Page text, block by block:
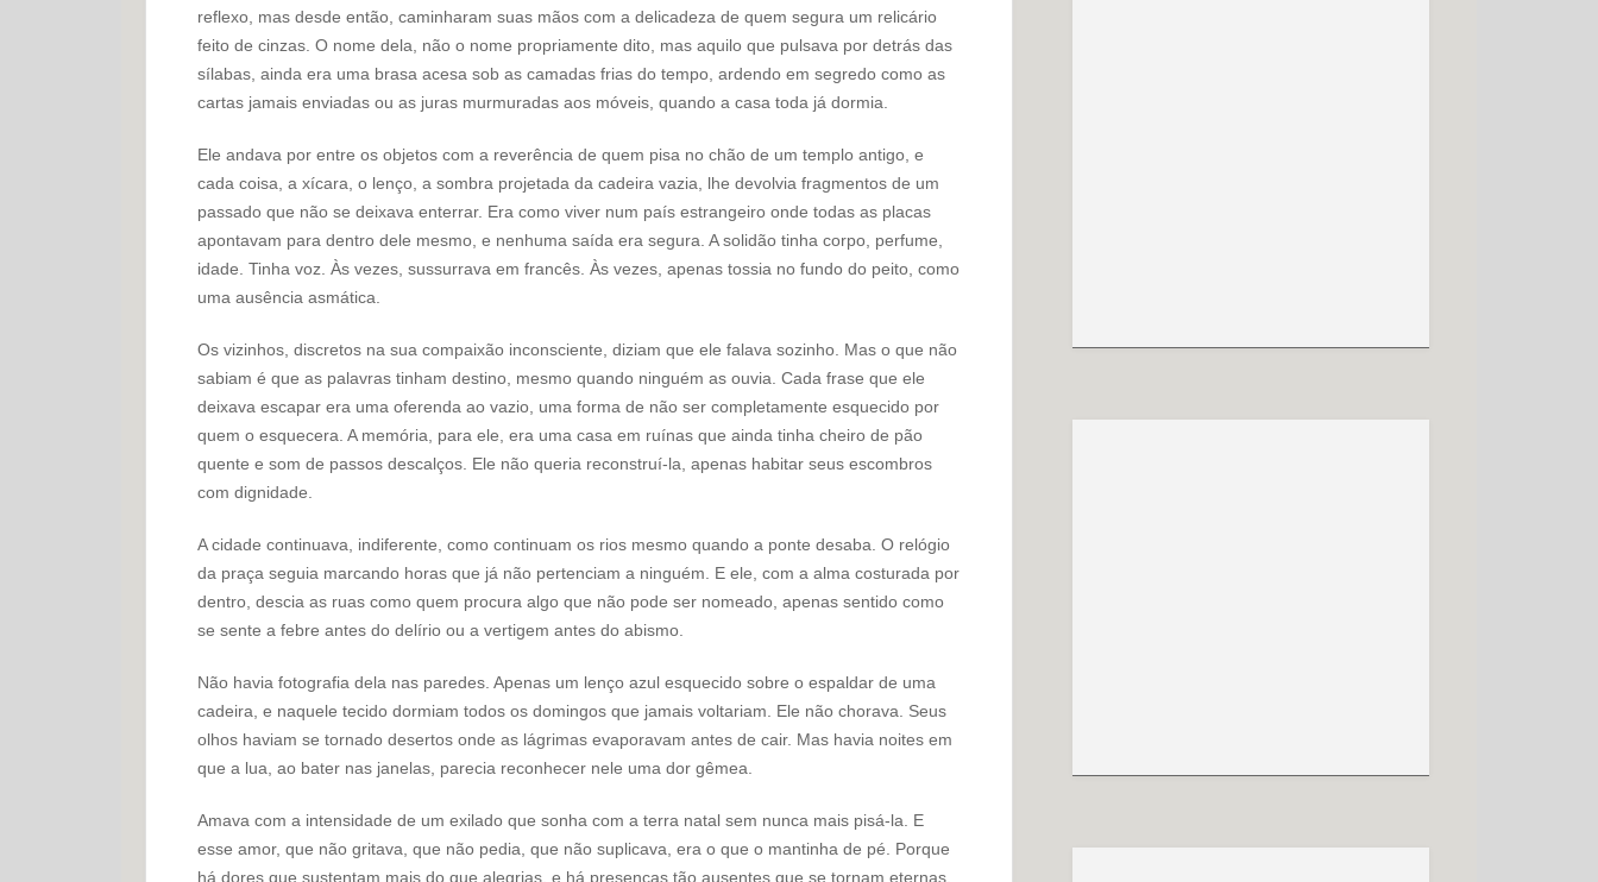
reflexo, mas desde então, caminharam suas mãos com a delicadeza de quem segura um relicário
feito de cinzas. O nome dela, não o nome propriamente dito, mas aquilo que pulsava por detrás das
sílabas, ainda era uma brasa acesa sob as camadas frias do tempo, ardendo em segredo como as
cartas jamais enviadas ou as juras murmuradas aos móveis, quando a casa toda já dormia.
Ele andava por entre os objetos com a reverência de quem pisa no chão de um templo antigo, e
cada coisa, a xícara, o lenço, a sombra projetada da cadeira vazia, lhe devolvia fragmentos de um
passado que não se deixava enterrar. Era como viver num país estrangeiro onde todas as placas
apontavam para dentro dele mesmo, e nenhuma saída era segura. A solidão tinha corpo, perfume,
idade. Tinha voz. Às vezes, sussurrava em francês. Às vezes, apenas tossia no fundo do peito, como
uma ausência asmática.
Os vizinhos, discretos na sua compaixão inconsciente, diziam que ele falava sozinho. Mas o que não
sabiam é que as palavras tinham destino, mesmo quando ninguém as ouvia. Cada frase que ele
deixava escapar era uma oferenda ao vazio, uma forma de não ser completamente esquecido por
quem o esquecera. A memória, para ele, era uma casa em ruínas que ainda tinha cheiro de pão
quente e som de passos descalços. Ele não queria reconstruí-la, apenas habitar seus escombros
com dignidade.
A cidade continuava, indiferente, como continuam os rios mesmo quando a ponte desaba. O relógio
da praça seguia marcando horas que já não pertenciam a ninguém. E ele, com a alma costurada por
dentro, descia as ruas como quem procura algo que não pode ser nomeado, apenas sentido como
se sente a febre antes do delírio ou a vertigem antes do abismo.
Não havia fotografia dela nas paredes. Apenas um lenço azul esquecido sobre o espaldar de uma
cadeira, e naquele tecido dormiam todos os domingos que jamais voltariam. Ele não chorava. Seus
olhos haviam se tornado desertos onde as lágrimas evaporavam antes de cair. Mas havia noites em
que a lua, ao bater nas janelas, parecia reconhecer nele uma dor gêmea.
Amava com a intensidade de um exilado que sonha com a terra natal sem nunca mais pisá-la. E
esse amor, que não gritava, que não pedia, que não suplicava, era o que o mantinha de pé. Porque
há dores que sustentam mais do que alegrias, e há presenças tão ausentes que se tornam eternas.